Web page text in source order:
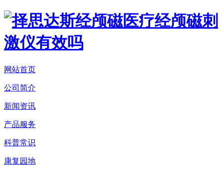
网站首页
公司简介
新闻资讯
产品服务
科普常识
康复园地